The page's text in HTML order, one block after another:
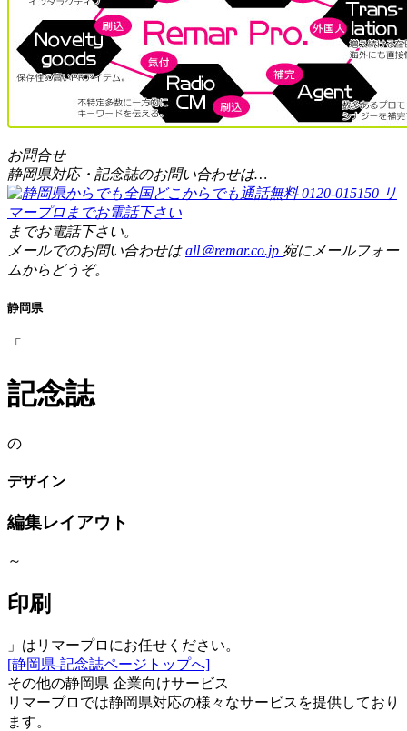
お問合せ
静岡県対応・記念誌のお問い合わせは…
までお電話下さい。
メールでのお問い合わせはall＠remar.co.jp 宛にメールフォー
ムからどうぞ。
静岡県
「
記念誌
の
デザイン
編集レイアウト
～
印刷
」はリマープロにお任せください。
[静岡県-記念誌ページトップへ]
その他の静岡県 企業向けサービス
リマープロでは静岡県対応の様々なサービスを提供しており
ます。